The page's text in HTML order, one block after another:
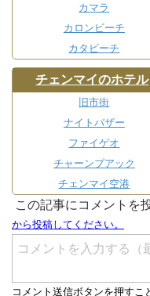
カマラ
カロンビーチ
カタビーチ
チェンマイのホテル
旧市街
ナイトバザー
ファイゲオ
チャーンプアック
チェンマイ空港